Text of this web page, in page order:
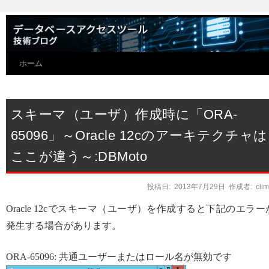
ホーム
スキーマ（ユーザ）作成時に「ORA-
65096」～Oracle 12cのアーキテクチャは
ここが違う～:DBMoto
投稿日: 2013年7月29日 作成者:
Oracle 12cでスキーマ（ユーザ）を作成すると下記のエラー
発生する場合があります。
ORA-65096: 共通ユーザーまたはロール名が無効です